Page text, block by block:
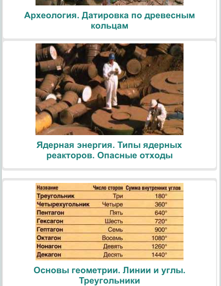
Археология. Датировка по древесным
кольцам
Ядерная энергия. Типы ядерных
реакторов. Опасные отходы
Основы геометрии. Линии и углы.
Треугольники